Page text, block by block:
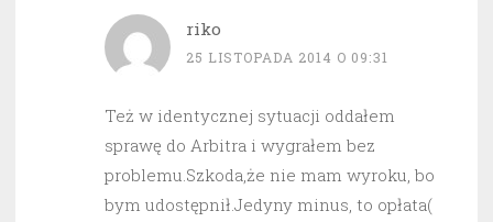
riko
25 LISTOPADA 2014 O 09:31
Też w identycznej sytuacji oddałem
sprawę do Arbitra i wygrałem bez
problemu.Szkoda,że nie mam wyroku, bo
bym udostępnił.Jedyny minus, to opłata(